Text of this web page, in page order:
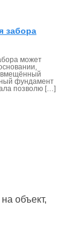
забора
может
фундамент
позволю […]
объект,